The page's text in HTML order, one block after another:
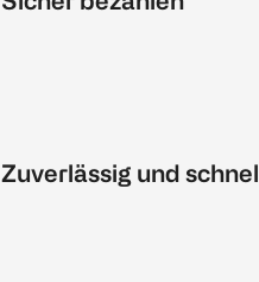
Zuverlässig und